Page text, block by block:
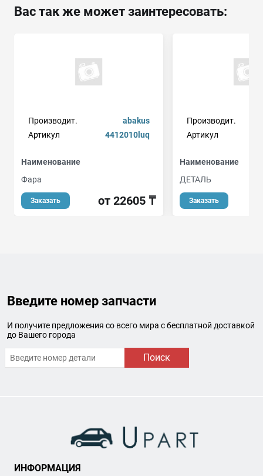
Вас так же может заинтересовать:
Производит.
abakus
Артикул
4412010luq
Наименование
Фара
Заказать от 22605 ₸
Производит.
Артикул
Наименование
ДЕТАЛЬ
Заказать
Введите номер запчасти
И получите предложения со всего мира с бесплатной доставкой
до Вашего города
Поиск
ИНФОРМАЦИЯ